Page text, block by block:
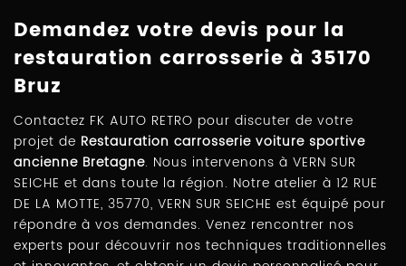
Demandez votre devis pour la
restauration carrosserie à 35170
Bruz
Contactez FK AUTO RETRO pour discuter de votre
projet de Restauration carrosserie voiture sportive
ancienne Bretagne. Nous intervenons à VERN SUR
SEICHE et dans toute la région. Notre atelier à 12 RUE
DE LA MOTTE, 35770, VERN SUR SEICHE est équipé pour
répondre à vos demandes. Venez rencontrer nos
experts pour découvrir nos techniques traditionnelles